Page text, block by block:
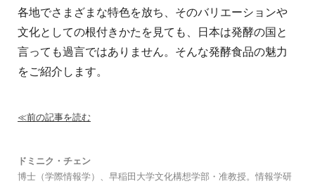
各地でさまざまな特色を放ち、そのバリエーションや
文化としての根付きかたを見ても、日本は発酵の国と
言っても過言ではありません。そんな発酵食品の魅力
をご紹介します。
≪前の記事を読む
ドミニク・チェン
博士（学際情報学）、早稲田大学文化構想学部・准教授。情報学研